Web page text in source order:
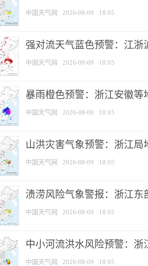
中国天气网 2026-08-09 18:05
强对流天气蓝色预警：江浙
中国天气网 2026-08-09 18:05
暴雨橙色预警：浙江安徽等
中国天气网 2026-08-09 18:05
山洪灾害气象预警：浙江
中国天气网 2026-08-09 18:05
渍涝风险气象警报：浙江
中国天气网 2026-08-09 18:05
中小河流洪水风险预警：
中国天气网 2026-08-09 18:05